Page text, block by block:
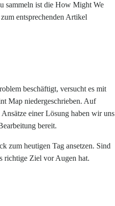
sammeln ist die How Might We
entsprechenden Artikel
beschäftigt, versucht es mit
Map niedergeschrieben. Auf
einer Lösung haben wir uns
bereit.
zum heutigen Tag ansetzen. Sind
richtige Ziel vor Augen hat.